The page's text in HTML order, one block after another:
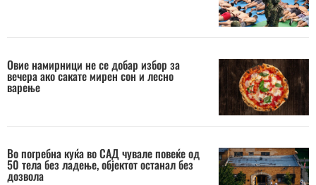
Овие намирници не се добар избор за
вечера ако сакате мирен сон и лесно
варење
Во погребна куќа во САД чувале повеќе од
50 тела без ладење, објектот останал без
дозвола